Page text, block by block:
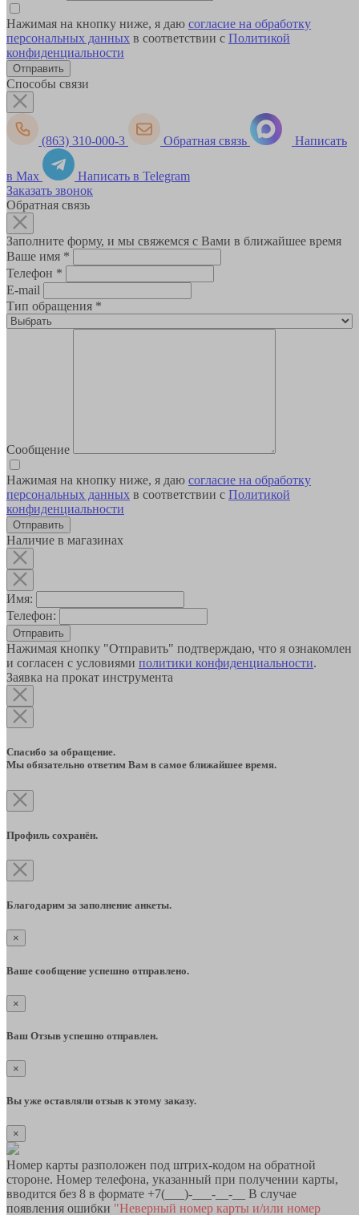
Нажимая на кнопку ниже, я даю согласие на обработку
персональных данных в соответствии с Политикой
конфиденциальности
Способы связи
(863) 310-000-3 Обратная связь Написать
в Max
Написать в Telegram
Заказать звонок
Обратная связь
Заполните форму, и мы свяжемся с Вами в ближайшее время
Ваше имя *
Телефон *
E-mail
Тип обращения *
Сообщение
Нажимая на кнопку ниже, я даю согласие на обработку
персональных данных в соответствии с Политикой
конфиденциальности
Наличие в магазинах
Имя:
Телефон:
Отправить
Нажимая кнопку "Отправить" подтверждаю, что я ознакомлен
и согласен с условиями политики конфиденциальности.
Заявка на прокат инструмента
Спасибо за обращение.
Мы обязательно ответим Вам в самое ближайшее время.
Профиль сохранён.
Благодарим за заполнение анкеты.
×
Ваше сообщение успешно отправлено.
×
Ваш Отзыв успешно отправлен.
×
Вы уже оставляли отзыв к этому заказу.
×
Номер карты разположен под штрих-кодом на обратной
стороне. Номер телефона, указанный при получении карты,
вводится без 8 в формате +7(___)-___-__-__ В случае
появления ошибки "Неверный номер карты и/или номер